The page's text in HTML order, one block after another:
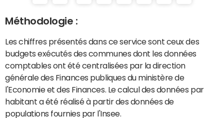
Méthodologie :
Les chiffres présentés dans ce service sont ceux des
budgets exécutés des communes dont les données
comptables ont été centralisées par la direction
générale des Finances publiques du ministère de
l'Economie et des Finances. Le calcul des données par
habitant a été réalisé à partir des données de
populations fournies par l'Insee.